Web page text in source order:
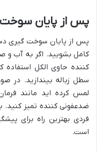
پس از پایان
پس از پایان سوخت گیری
کامل بشویید. اگر به آب و
کننده حاوی الکل
سطل زباله بیندازید. در
لمس کرده اید مانند
ضدعفونی کننده تمیز
فردی بهترین راه برای
است.